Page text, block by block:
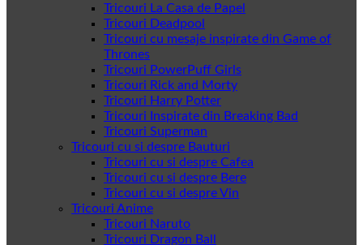
Tricouri La Casa de Papel
Tricouri Deadpool
Tricouri cu mesaje inspirate din Game of
Thrones
Tricouri PowerPuff Girls
Tricouri Rick and Morty
Tricouri Harry Potter
Tricouri Inspirate din Breaking Bad
Tricouri Superman
Tricouri cu si despre Bauturi
Tricouri cu si despre Cafea
Tricouri cu si despre Bere
Tricouri cu si despre Vin
Tricouri Anime
Tricouri Naruto
Tricouri Dragon Ball